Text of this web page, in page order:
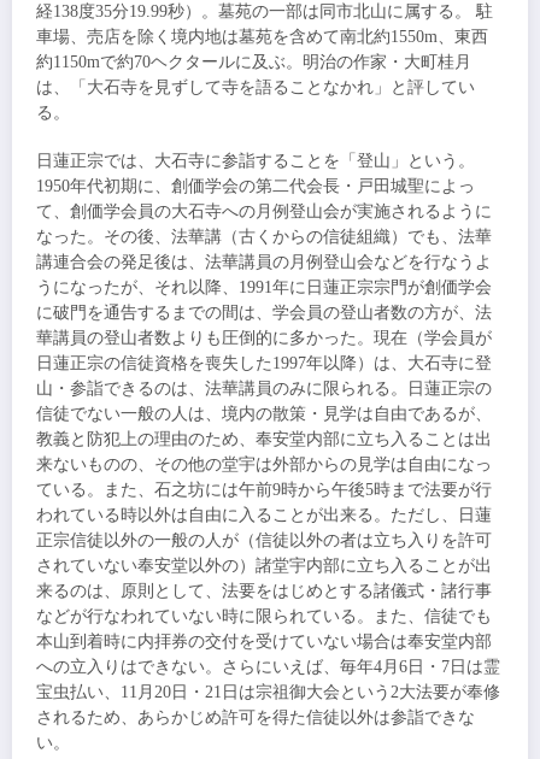
経138度35分19.99秒）。墓苑の一部は同市北山に属する。 駐
車場、売店を除く境内地は墓苑を含めて南北約1550m、東西
約1150mで約70ヘクタールに及ぶ。明治の作家・大町桂月
は、「 大石寺を見ずして寺を語ることなかれ」と評してい
る。
日蓮正宗では、 大石寺に参詣することを「登山」という。
1950年代初期に、創価学会の第二代会長・戸田城聖によっ
て、創価学会員の大石寺への月例登山会が実施されるように
なった。その後、法華講（古くからの信徒組織）でも、法華
講連合会の発足後は、法華講員の月例登山会などを行なうよ
うになったが、それ以降、1991年に日蓮正宗宗門が創価学会
に破門を通告するまでの間は、学会員の登山者数の方が、法
華講員の登山者数よりも圧倒的に多かった。現在（学会員が
日蓮正宗の信徒資格を喪失した1997年以降）は、 大石寺に登
山・参詣できるのは、法華講員のみに限られる。日蓮正宗の
信徒でない一般の人は、境内の散策・見学は自由であるが、
教義と防犯上の理由のため、奉安堂内部に立ち入ることは出
来ないものの、その他の堂宇は外部からの見学は自由になっ
ている。また、石之坊には午前9時から午後5時まで法要が行
われている時以外は自由に入ることが出来る。ただし、日蓮
正宗信徒以外の一般の人が（信徒以外の者は立ち入りを許可
されていない奉安堂以外の）諸堂宇内部に立ち入ることが出
来るのは、原則として、法要をはじめとする諸儀式・諸行事
などが行なわれていない時に限られている。また、信徒でも
本山到着時に内拝券の交付を受けていない場合は奉安堂内部
への立入りはできない。さらにいえば、毎年4月6日・7日は霊
宝虫払い、11月20日・21日は宗祖御大会という2大法要が奉修
されるため、あらかじめ許可を得た信徒以外は参詣できな
い。